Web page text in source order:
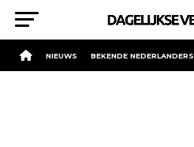
NIEUWS BEKENDE NEDERLANDERS